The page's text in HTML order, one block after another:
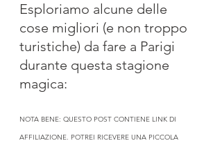
Esploriamo alcune delle
cose migliori (e non troppo
turistiche) da fare a Parigi
durante questa stagione
magica:
NOTA BENE: QUESTO POST CONTIENE LINK DI
AFFILIAZIONE. POTREI RICEVERE UNA PICCOLA